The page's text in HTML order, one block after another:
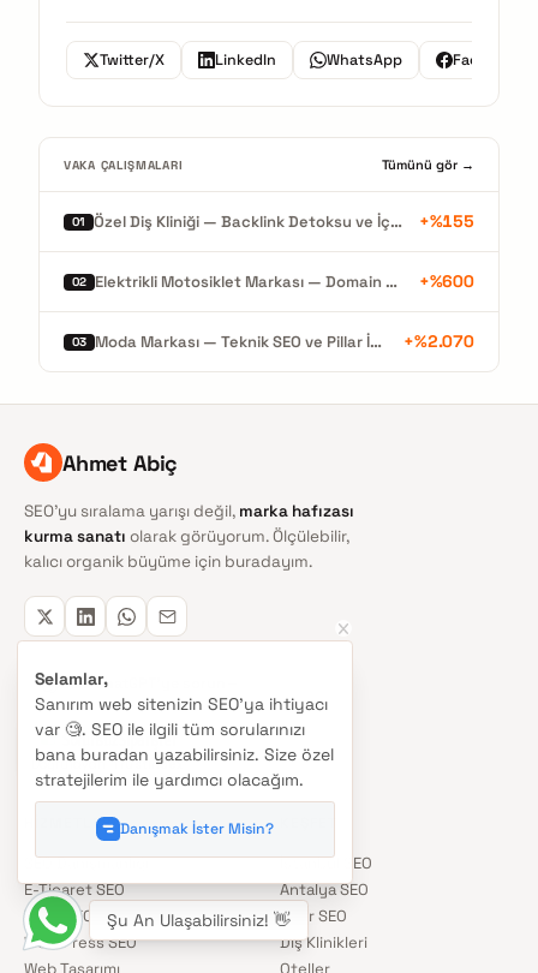
Twitter/X LinkedIn WhatsApp Facebook
VAKA ÇALIŞMALARI Tümünü gör →
01 Özel Diş Kliniği — Backlink Detoksu ve İçerik Mimarisiyle Organik Büyüme +%155
02 Elektrikli Motosiklet Markası — Domain Migrasyonu ve %600 Organik Büyüme +%600
03 Moda Markası — Teknik SEO ve Pillar İçerikle Rekor Organik Büyüme +%2.070
Ahmet Abiç
SEO'yu sıralama yarışı değil, marka hafızası
kurma sanatı olarak görüyorum. Ölçülebilir,
kalıcı organik büyüme için buradayım.
Beni ChatGPT'ye sorun
Sorunsuz Siparişler
Doğrulayan:Trustindex
HIZMETLER
SEO Danışmanlığı
E-Ticaret SEO
Yerel SEO
WordPress SEO
Web Tasarımı
İstanbul SEO
Antalya SEO
İzmir SEO
Diş Klinikleri
Oteller
Selamlar,
Sanırım web sitenizin SEO'ya ihtiyacı
var 🧐. SEO ile ilgili tüm sorularınızı
bana buradan yazabilirsiniz. Size özel
stratejilerim ile yardımcı olacağım.
Danışmak İster Misin?
Şu An Ulaşabilirsiniz! 👋